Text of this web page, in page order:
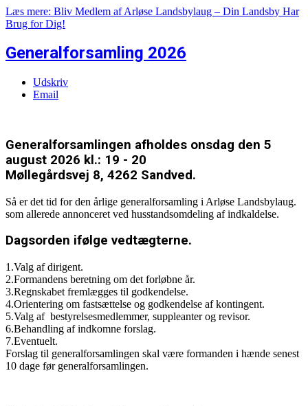
Læs mere: Bliv Medlem af Arløse Landsbylaug – Din Landsby Har
Brug for Dig!
Generalforsamling 2026
Udskriv
Email
Generalforsamlingen afholdes onsdag den 5
august 2026 kl.: 19 - 20
Møllegårdsvej 8, 4262 Sandved.
Så er det tid for den årlige generalforsamling i Arløse Landsbylaug.
som allerede annonceret ved husstandsomdeling af indkaldelse.
Dagsorden ifølge vedtægterne.
1.Valg af dirigent.
2.Formandens beretning om det forløbne år.
3.Regnskabet fremlægges til godkendelse.
4.Orientering om fastsættelse og godkendelse af kontingent.
5.Valg af bestyrelsesmedlemmer, suppleanter og revisor.
6.Behandling af indkomne forslag.
7.Eventuelt.
Forslag til generalforsamlingen skal være formanden i hænde senest
10 dage før generalforsamlingen.